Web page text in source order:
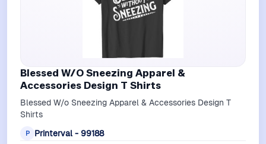
Blessed W/O Sneezing Apparel &
Accessories Design T Shirts
Blessed W/o Sneezing Apparel & Accessories Design T
Shirts
P Printerval - 99188